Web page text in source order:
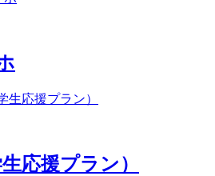
応援プラン）